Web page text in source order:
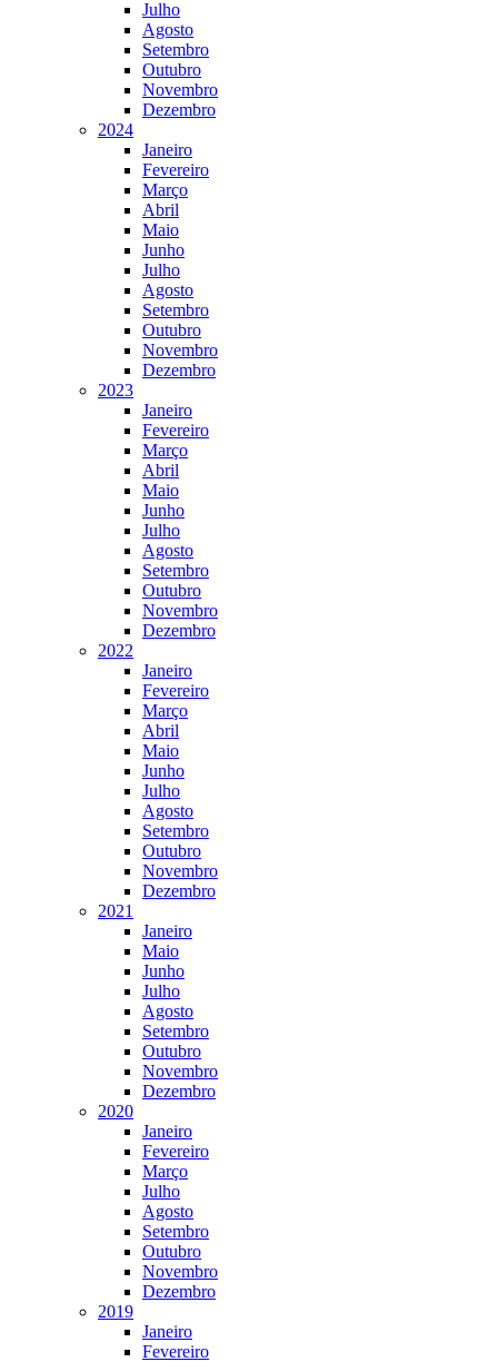
Julho
Agosto
Setembro
Outubro
Novembro
Dezembro
2024
Janeiro
Fevereiro
Março
Abril
Maio
Junho
Julho
Agosto
Setembro
Outubro
Novembro
Dezembro
2023
Janeiro
Fevereiro
Março
Abril
Maio
Junho
Julho
Agosto
Setembro
Outubro
Novembro
Dezembro
2022
Janeiro
Fevereiro
Março
Abril
Maio
Junho
Julho
Agosto
Setembro
Outubro
Novembro
Dezembro
2021
Janeiro
Maio
Junho
Julho
Agosto
Setembro
Outubro
Novembro
Dezembro
2020
Janeiro
Fevereiro
Março
Julho
Agosto
Setembro
Outubro
Novembro
Dezembro
2019
Janeiro
Fevereiro